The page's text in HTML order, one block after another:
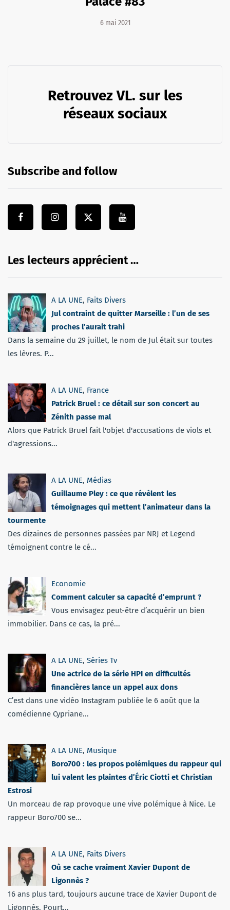
6 mai 2021
Retrouvez VL. sur les
réseaux sociaux
Subscribe and follow
Les lecteurs apprécient …
A LA UNE, Faits Divers
Jul contraint de quitter Marseille : l’un de ses
proches l’aurait trahi
Dans la semaine du 29 juillet, le nom de Jul était sur toutes
les lèvres. P...
A LA UNE, France
Patrick Bruel : ce détail sur son concert au
Zénith passe mal
Alors que Patrick Bruel fait l'objet d'accusations de viols et
d'agressions...
A LA UNE, Médias
Guillaume Pley : ce que révèlent les
témoignages qui mettent l’animateur dans la
tourmente
Des dizaines de personnes passées par NRJ et Legend
témoignent contre le cé...
Economie
Comment calculer sa capacité d’emprunt ?
Vous envisagez peut-être d’acquérir un bien
immobilier. Dans ce cas, la pré...
A LA UNE, Séries Tv
Une actrice de la série HPI en difficultés
financières lance un appel aux dons
C’est dans une vidéo Instagram publiée le 6 août que la
comédienne Cypriane...
A LA UNE, Musique
Boro700 : les propos polémiques du rappeur qui
lui valent les plaintes d’Éric Ciotti et Christian
Estrosi
Un morceau de rap provoque une vive polémique à Nice. Le
rappeur Boro700 se...
A LA UNE, Faits Divers
Où se cache vraiment Xavier Dupont de
Ligonnès ?
16 ans plus tard, toujours aucune trace de Xavier Dupont de
Ligonnès. Pourt...